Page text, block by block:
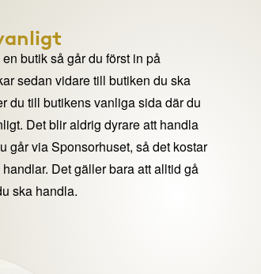
butik så går du först in på
sedan vidare till butiken du ska
du till butikens vanliga sida där du
Det blir aldrig dyrare att handla
går via Sponsorhuset, så det kostar
Det gäller bara att alltid gå
ska handla.